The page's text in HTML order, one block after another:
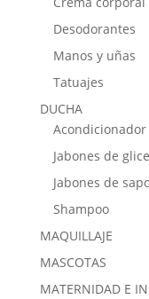
Desodorantes
Manos y uñas
Tatuajes
DUCHA
Acondicionador
Jabones de
Jabones de
Shampoo
MAQUILLAJE
MASCOTAS
MATERNIDAD E